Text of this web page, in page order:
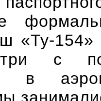
«Ту-154»
с
в